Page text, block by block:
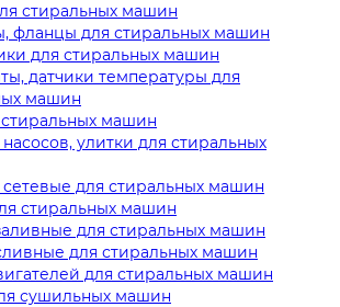
стиральных машин
фланцы для стиральных машин
для стиральных машин
датчики температуры для
машин
машин
улитки для стиральных
для стиральных машин
стиральных машин
для стиральных машин
для стиральных машин
для стиральных машин
сушильных машин